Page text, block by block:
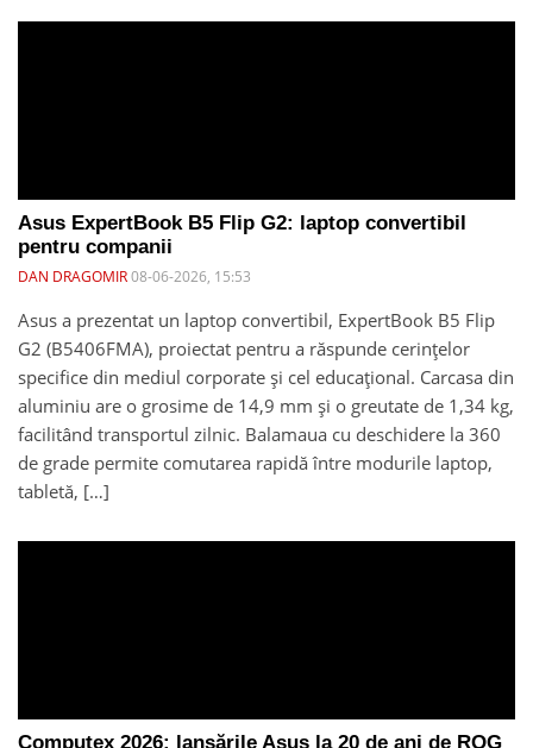
Asus ExpertBook B5 Flip G2: laptop convertibil
pentru companii
DAN DRAGOMIR08-06-2026, 15:53
Asus a prezentat un laptop convertibil, ExpertBook B5 Flip
G2 (B5406FMA), proiectat pentru a răspunde cerințelor
specifice din mediul corporate și cel educațional. Carcasa din
aluminiu are o grosime de 14,9 mm și o greutate de 1,34 kg,
facilitând transportul zilnic. Balamaua cu deschidere la 360
de grade permite comutarea rapidă între modurile laptop,
tabletă, […]
Computex 2026: lansările Asus la 20 de ani de ROG